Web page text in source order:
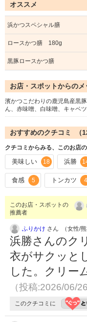
オススメ
浜かつスペシャル膳
ロースかつ膳 180g
黒豚ロースかつ膳
お店・スポットからのメ
濱かつこだわりの鹿児島産黒
ん、赤味噌、白味噌、キャベ
おすすめのクチコミ （
クチコミからみる、このお店
美味しい 18 浜勝
食感 5 トンカツ 4
このお店・スポットの
推薦者
ふりかけ さん （女性/熊
浜勝さんのク
衣がサクッと
した。クリー
（投稿:2026/06/
このクチコミに